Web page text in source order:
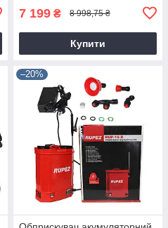
7 199 ₴ 8 998,75 ₴
Купити
–20%